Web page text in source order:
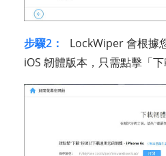
步驟2：
LockWiper 會根據
iOS 韌體版本，只需點擊「下